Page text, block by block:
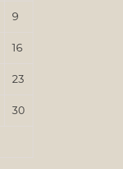
9
16
23
30